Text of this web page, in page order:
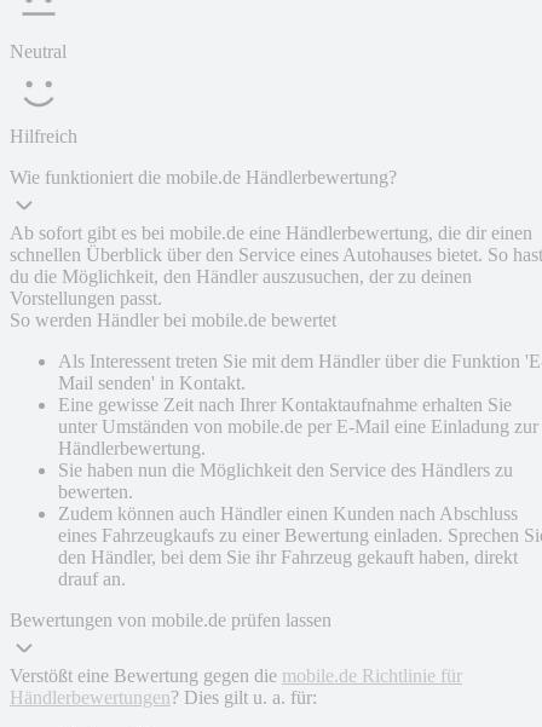
Neutral
Hilfreich
Wie funktioniert die mobile.de Händlerbewertung?
Ab sofort gibt es bei mobile.de eine Händlerbewertung, die dir einen
schnellen Überblick über den Service eines Autohauses bietet. So hast
du die Möglichkeit, den Händler auszusuchen, der zu deinen
Vorstellungen passt.
So werden Händler bei mobile.de bewertet
Als Interessent treten Sie mit dem Händler über die Funktion
Mail senden' in Kontakt.
Eine gewisse Zeit nach Ihrer Kontaktaufnahme erhalten Sie
unter Umständen von mobile.de per E-Mail eine Einladung zur
Händlerbewertung.
Sie haben nun die Möglichkeit den Service des Händlers zu
bewerten.
Zudem können auch Händler einen Kunden nach Abschluss
eines Fahrzeugkaufs zu einer Bewertung einladen. Sprechen
den Händler, bei dem Sie ihr Fahrzeug gekauft haben, direkt
drauf an.
Bewertungen von mobile.de prüfen lassen
Verstößt eine Bewertung gegen die mobile.de Richtlinie für
Händlerbewertungen? Dies gilt u. a. für: